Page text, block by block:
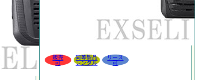
販売
可
同等製品
レンタル
リース
可